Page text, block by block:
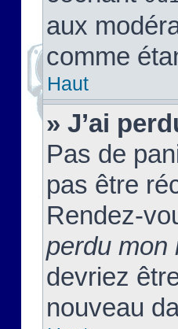
aux
comme
Haut
» J’ai
Pas de
pas être
Rendez-
perdu mon
devriez
nouveau